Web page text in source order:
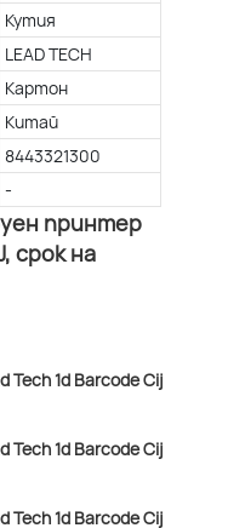
Кутия
LEAD TECH
Картон
Китай
8443321300
-
принтер
срок на